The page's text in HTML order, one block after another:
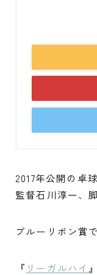
2017年公開の卓
監督石川淳一、
ブルーリボン賞
『 リーガルハイ